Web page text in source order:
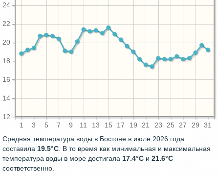
1 3 5 7 9 11 13 15 17 19 21 23 25 27 29 31
12
14
16
18
20
22
24
Средняя температура воды в Бостоне в июле 2026 года
составила 19.5°C . В то время как минимальная и максимальная
температура воды в море достигала 17.4°C и 21.6°C
соответственно.